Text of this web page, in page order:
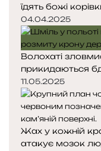
їдять божі
04.04.2025
Волохаті
прикидаються
11.05.2025
Жах у кожній
атакує мозок